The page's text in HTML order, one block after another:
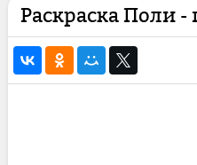
Раскраска Поли